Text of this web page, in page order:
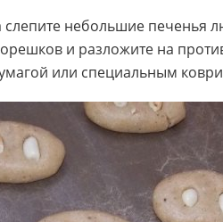
слепите небольшие печенья
и разложите на
или специальным